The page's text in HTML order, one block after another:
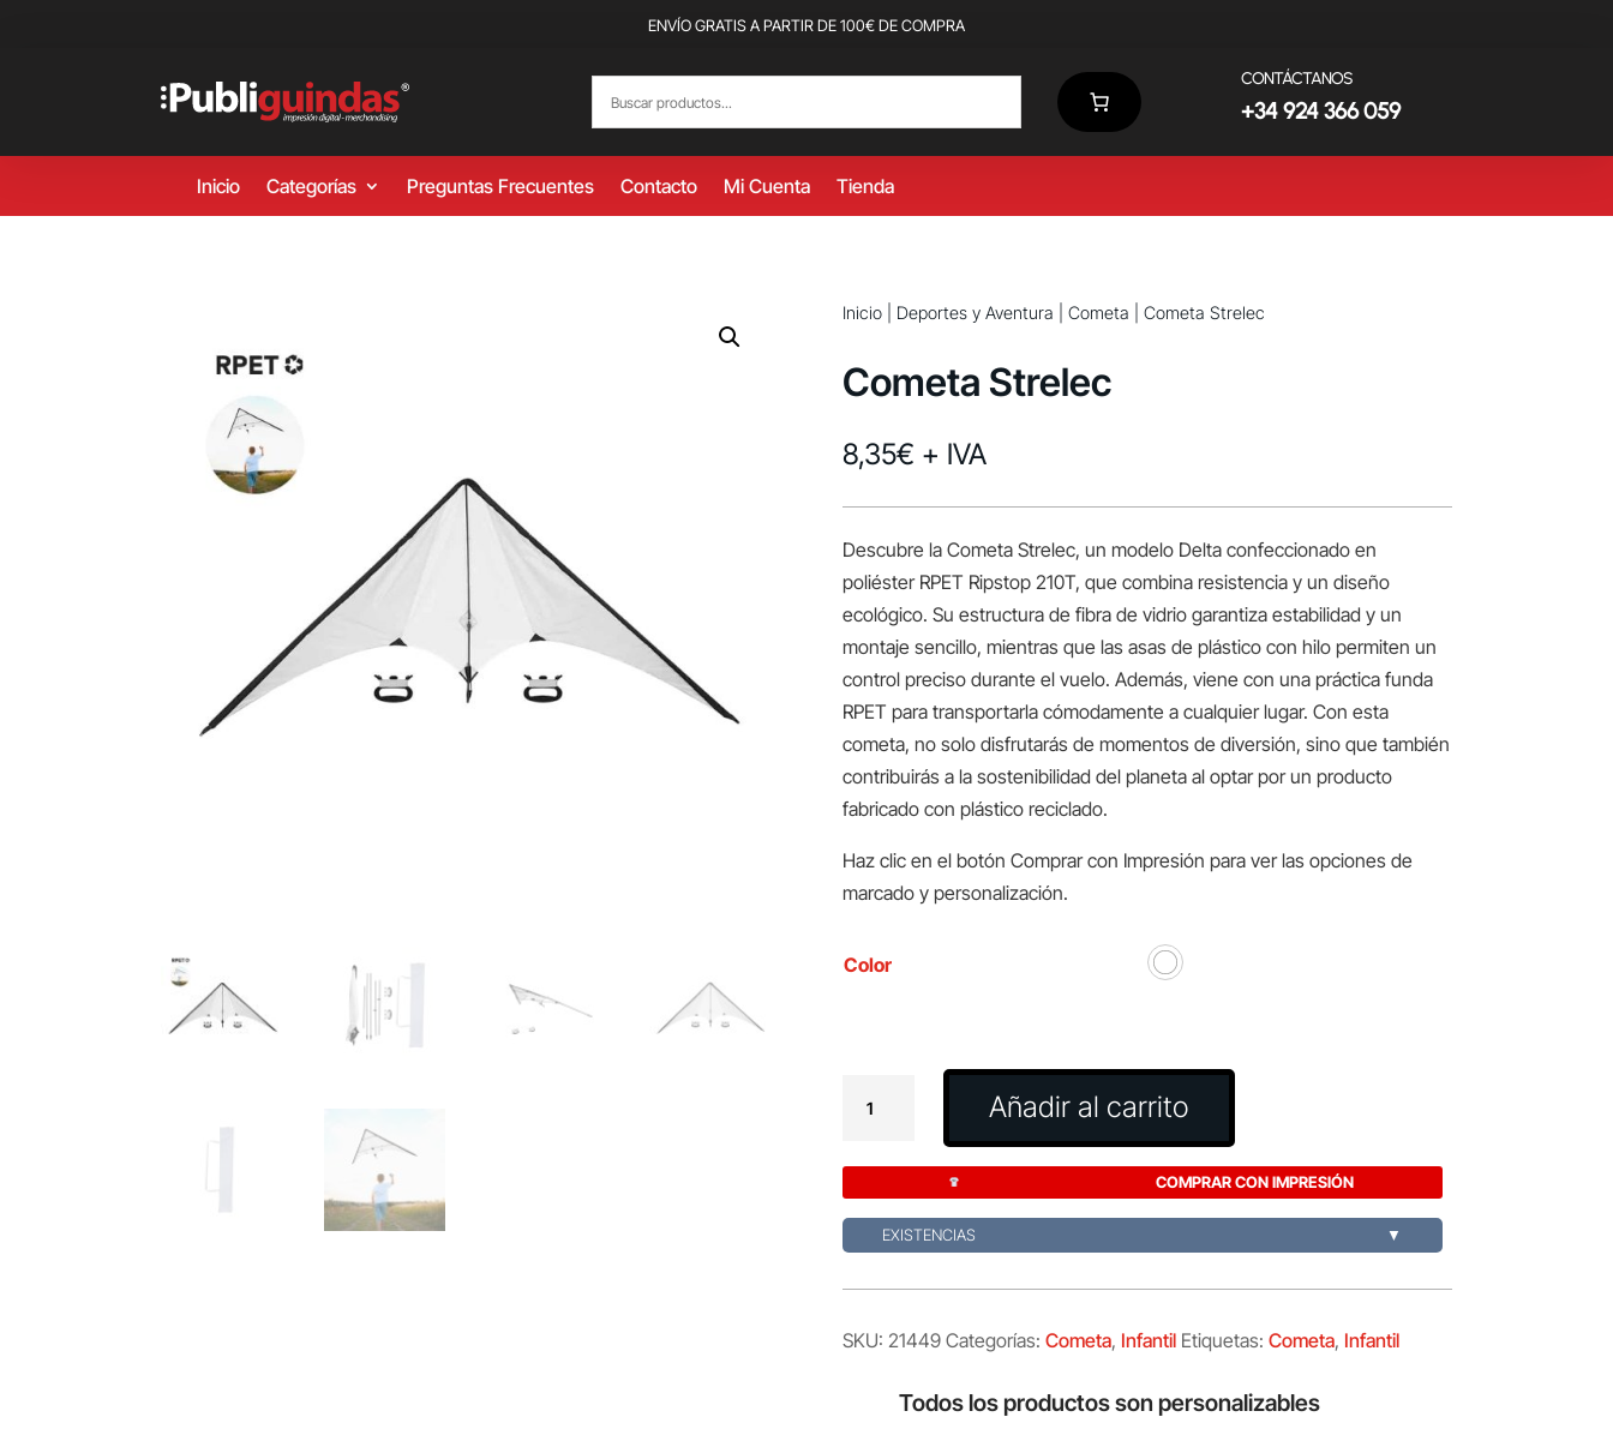
ENVÍO GRATIS A PARTIR DE 100€ DE COMPRA
CONTÁCTANOS
+34 924 366 059
Inicio Categorías Preguntas Frecuentes Contacto Mi Cuenta Tienda
Inicio| Deportes y Aventura Cometa | Cometa Strelec
Cometa Strelec
8,35€ + IVA
Descubre la Cometa Strelec, un modelo Delta confeccionado en
poliéster RPET Ripstop 210T, que combina resistencia y un diseño
ecológico. Su estructura de fibra de vidrio garantiza estabilidad y un
montaje sencillo, mientras que las asas de plástico con hilo permiten un
control preciso durante el vuelo. Además, viene con una práctica funda
RPET para transportarla cómodamente a cualquier lugar. Con esta
cometa, no solo disfrutarás de momentos de diversión, sino que también
contribuirás a la sostenibilidad del planeta al optar por un producto
fabricado con plástico reciclado.
Haz clic en el botón Comprar con Impresión para ver las opciones de
marcado y personalización.
Color
Strelec
Añadir al carrito
COMPRAR CON IMPRESIÓN
EXISTENCIAS ▼
SKU: 21449 Categorías: Cometa, Infantil Etiquetas: Cometa, Infantil
Todos los productos son personalizables